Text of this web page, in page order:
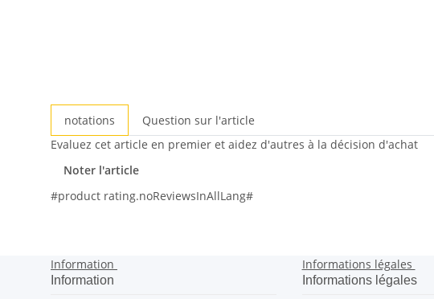
notations
Question sur l'article
Evaluez cet article en premier et aidez d'autres à la décision d'achat
Noter l'article
#product rating.noReviewsInAllLang#
Information
Information
Informations légales
Informations légales